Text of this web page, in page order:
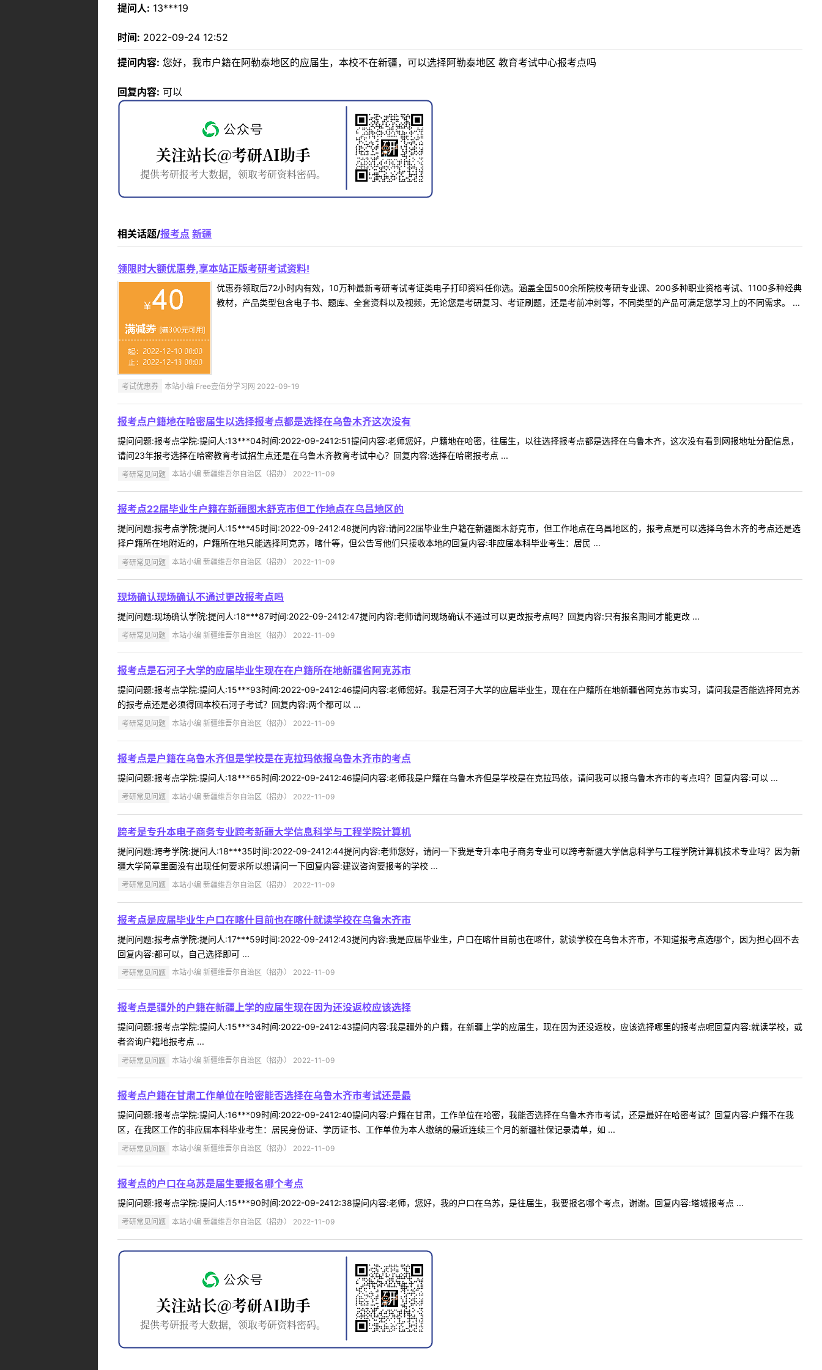
提问人: 13***19
时间: 2022-09-24 12:52
提问内容: 您好，我市户籍在阿勒泰地区的应届生，本校不在新疆，可以选择阿勒泰地区 教育考试中心报考点吗
回复内容: 可以
相关话题/报考点 新疆
领限时大额优惠券,享本站正版考研考试资料!
优惠券领取后72小时内有效，10万种最新考研考试考证类电子打印资料任你选。涵盖全国500余所院校考研专业课、200多种职业资格考试、1100多种经典
教材，产品类型包含电子书、题库、全套资料以及视频，无论您是考研复习、考证刷题，还是考前冲刺等，不同类型的产品可满足您学习上的不同需求。 ...
考试优惠券 本站小编 Free壹佰分学习网 2022-09-19
报考点户籍地在哈密届生以选择报考点都是选择在乌鲁木齐这次没有
提问问题:报考点学院:提问人:13***04时间:2022-09-2412:51提问内容:老师您好，户籍地在哈密，往届生，以往选择报考点都是选择在乌鲁木齐，这次没有看到网报地址分配信息，
请问23年报考选择在哈密教育考试招生点还是在乌鲁木齐教育考试中心？回复内容:选择在哈密报考点 ...
考研常见问题 本站小编 新疆维吾尔自治区（招办） 2022-11-09
报考点22届毕业生户籍在新疆图木舒克市但工作地点在乌昌地区的
提问问题:报考点学院:提问人:15***45时间:2022-09-2412:48提问内容:请问22届毕业生户籍在新疆图木舒克市，但工作地点在乌昌地区的，报考点是可以选择乌鲁木齐的考点还是选
择户籍所在地附近的，户籍所在地只能选择阿克苏，喀什等，但公告写他们只接收本地的回复内容:非应届本科毕业考生：居民 ...
考研常见问题 本站小编 新疆维吾尔自治区（招办） 2022-11-09
现场确认现场确认不通过更改报考点吗
提问问题:现场确认学院:提问人:18***87时间:2022-09-2412:47提问内容:老师请问现场确认不通过可以更改报考点吗？回复内容:只有报名期间才能更改 ...
考研常见问题 本站小编 新疆维吾尔自治区（招办） 2022-11-09
报考点是石河子大学的应届毕业生现在在户籍所在地新疆省阿克苏市
提问问题:报考点学院:提问人:15***93时间:2022-09-2412:46提问内容:老师您好。我是石河子大学的应届毕业生，现在在户籍所在地新疆省阿克苏市实习，请问我是否能选择阿克苏
的报考点还是必须得回本校石河子考试？回复内容:两个都可以 ...
考研常见问题 本站小编 新疆维吾尔自治区（招办） 2022-11-09
报考点是户籍在乌鲁木齐但是学校是在克拉玛依报乌鲁木齐市的考点
提问问题:报考点学院:提问人:18***65时间:2022-09-2412:46提问内容:老师我是户籍在乌鲁木齐但是学校是在克拉玛依，请问我可以报乌鲁木齐市的考点吗？回复内容:可以 ...
考研常见问题 本站小编 新疆维吾尔自治区（招办） 2022-11-09
跨考是专升本电子商务专业跨考新疆大学信息科学与工程学院计算机
提问问题:跨考学院:提问人:18***35时间:2022-09-2412:44提问内容:老师您好，请问一下我是专升本电子商务专业可以跨考新疆大学信息科学与工程学院计算机技术专业吗？因为新
疆大学简章里面没有出现任何要求所以想请问一下回复内容:建议咨询要报考的学校 ...
考研常见问题 本站小编 新疆维吾尔自治区（招办） 2022-11-09
报考点是应届毕业生户口在喀什目前也在喀什就读学校在乌鲁木齐市
提问问题:报考点学院:提问人:17***59时间:2022-09-2412:43提问内容:我是应届毕业生，户口在喀什目前也在喀什，就读学校在乌鲁木齐市，不知道报考点选哪个，因为担心回不去
回复内容:都可以，自己选择即可 ...
考研常见问题 本站小编 新疆维吾尔自治区（招办） 2022-11-09
报考点是疆外的户籍在新疆上学的应届生现在因为还没返校应该选择
提问问题:报考点学院:提问人:15***34时间:2022-09-2412:43提问内容:我是疆外的户籍，在新疆上学的应届生，现在因为还没返校，应该选择哪里的报考点呢回复内容:就读学校，或
者咨询户籍地报考点 ...
考研常见问题 本站小编 新疆维吾尔自治区（招办） 2022-11-09
报考点户籍在甘肃工作单位在哈密能否选择在乌鲁木齐市考试还是最
提问问题:报考点学院:提问人:16***09时间:2022-09-2412:40提问内容:户籍在甘肃，工作单位在哈密，我能否选择在乌鲁木齐市考试，还是最好在哈密考试？回复内容:户籍不在我
区，在我区工作的非应届本科毕业考生：居民身份证、学历证书、工作单位为本人缴纳的最近连续三个月的新疆社保记录清单，如 ...
考研常见问题 本站小编 新疆维吾尔自治区（招办） 2022-11-09
报考点的户口在乌苏是届生要报名哪个考点
提问问题:报考点学院:提问人:15***90时间:2022-09-2412:38提问内容:老师，您好，我的户口在乌苏，是往届生，我要报名哪个考点，谢谢。回复内容:塔城报考点 ...
考研常见问题 本站小编 新疆维吾尔自治区（招办） 2022-11-09